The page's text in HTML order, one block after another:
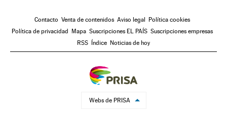
Contacto Venta de contenidos Aviso legal Política cookies
Política de privacidad Mapa Suscripciones EL PAÍS Suscripciones empresas
RSS Índice Noticias de hoy
Webs de PRISA